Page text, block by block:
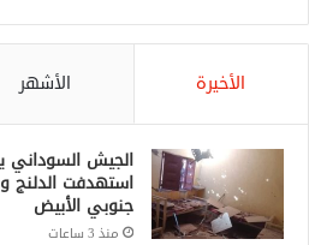
الأخيرة الأشهر
الجيش السوداني
جنوبي الأبيض
منذ 3 ساعات